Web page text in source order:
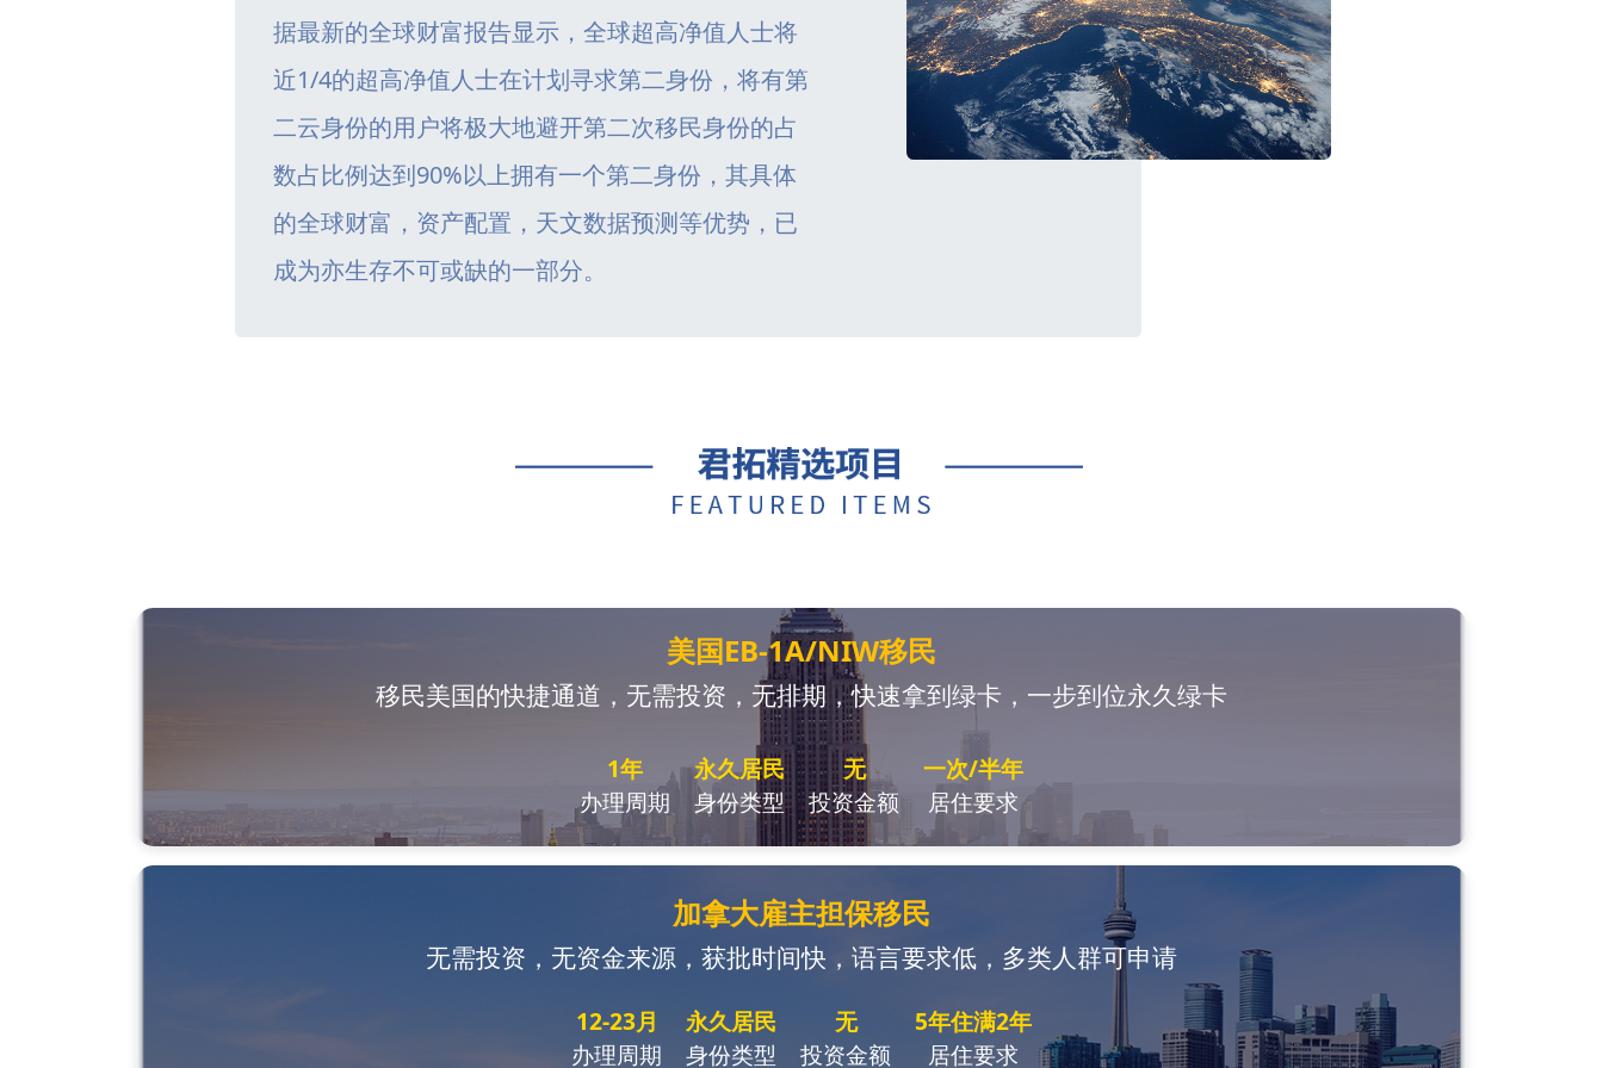
据最新的全球财富报告显示，全球超高净值人士将
近1/4的超高净值人士在计划寻求第二身份，将有第
二云身份的用户将极大地避开第二次移民身份的占
数占比例达到90%以上拥有一个第二身份，其具体
的全球财富，资产配置，天文数据预测等优势，已
成为亦生存不可或缺的一部分。
美国EB-1A/NIW移民
移民美国的快捷通道，无需投资，无排期，快速拿到绿卡，一步到位永久绿卡
1年
办理周期
永久居民
身份类型
无
投资金额
一次/半年
居住要求
加拿大雇主担保移民
无需投资，无资金来源，获批时间快，语言要求低，多类人群可申请
12-23月
办理周期
永久居民
身份类型
无
投资金额
5年住满2年
居住要求